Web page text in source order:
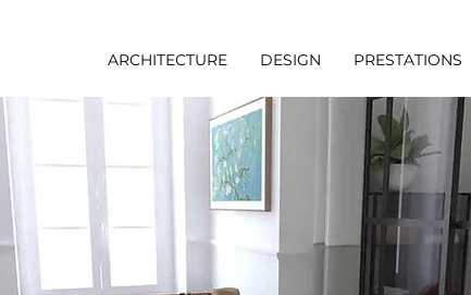
ARCHITECTURE DESIGN PRESTATIONS